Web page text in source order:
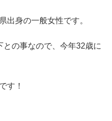
出身の一般女性です。
の事なので、今年32歳に
す！